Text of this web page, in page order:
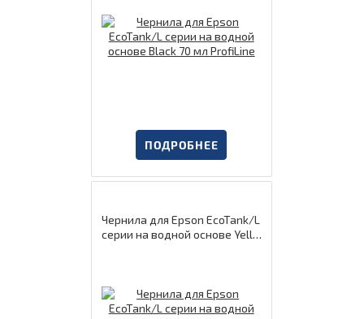
ПОДРОБНЕЕ
Чернила для Epson EcoTank/L
серии на водной основе Yello